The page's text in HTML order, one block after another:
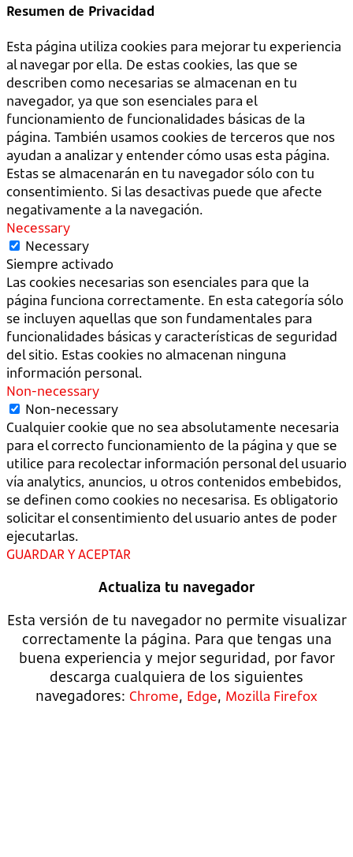
Resumen de Privacidad
Esta página utiliza cookies para mejorar tu experiencia
al navegar por ella. De estas cookies, las que se
describen como necesarias se almacenan en tu
navegador, ya que son esenciales para el
funcionamiento de funcionalidades básicas de la
página. También usamos cookies de terceros que nos
ayudan a analizar y entender cómo usas esta página.
Estas se almacenarán en tu navegador sólo con tu
consentimiento. Si las desactivas puede que afecte
negativamente a la navegación.
Necessary
Necessary
Siempre activado
Las cookies necesarias son esenciales para que la
página funciona correctamente. En esta categoría sólo
se incluyen aquellas que son fundamentales para
funcionalidades básicas y características de seguridad
del sitio. Estas cookies no almacenan ninguna
información personal.
Non-necessary
Non-necessary
Cualquier cookie que no sea absolutamente necesaria
para el correcto funcionamiento de la página y que se
utilice para recolectar información personal del usuario
vía analytics, anuncios, u otros contenidos embebidos,
se definen como cookies no necesarisa. Es obligatorio
solicitar el consentimiento del usuario antes de poder
ejecutarlas.
GUARDAR Y ACEPTAR
Actualiza tu navegador
Esta versión de tu navegador no permite visualizar
correctamente la página. Para que tengas una
buena experiencia y mejor seguridad, por favor
descarga cualquiera de los siguientes
navegadores: Chrome, Edge, Mozilla Firefox